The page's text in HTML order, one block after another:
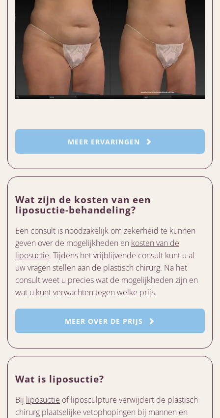
MEER ERVARINGEN
Wat zijn de kosten van een
liposuctie-behandeling?
Een consult is noodzakelijk om zekerheid te kunnen
geven over de mogelijkheden en kosten van de
liposuctie. Tijdens het vrijblijvende consult kunt u al
uw vragen stellen aan de plastisch chirurg. Na het
consult weet u precies wat de mogelijkheden zijn en
wat u kunt verwachten tegen welke prijs.
MEER OVER DE PRIJS
Wat is liposuctie?
Bij liposuctie of liposculpture verwijdert de plastisch
chirurg plaatselijke vetophopingen bij mannen en